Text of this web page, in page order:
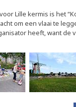
Lille kermis is het
om een vlaai te
heeft, want de